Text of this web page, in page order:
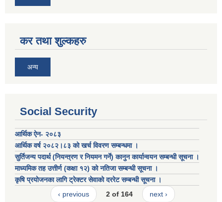
कर तथा शुल्कहरु
अन्य
Social Security
आर्थिक ऐन- २०८३
आर्थिक वर्ष २०८२।८३ को खर्च विवरण सम्बन्धमा ।
सुर्तिजन्य पदार्थ (नियन्त्रण र नियमन गर्ने) कानुन कार्यान्वयन सम्बन्धी सूचना ।
माध्यमिक तह उत्तीर्ण (कक्षा १२) को नतिजा सम्बन्धी सूचना ।
कृषि प्रयोजनका लागि ट्रेक्टर सेवाको दररेट सम्बन्धी सूचना ।
‹ previous
2 of 164 next ›